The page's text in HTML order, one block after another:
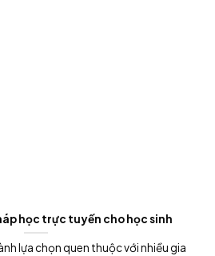
học trực tuyến cho học sinh
lựa chọn quen thuộc với nhiều gia